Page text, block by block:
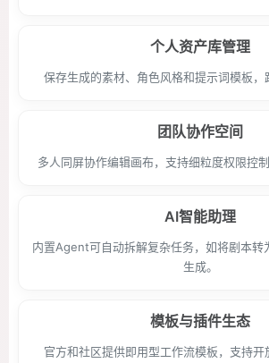
个人资产库管理
保存生成的素材、角色风格和提示词模板，
团队协作空间
多人同屏协作编辑画布，支持细粒度权限控
AI智能助理
内置Agent可自动拆解复杂任务，如将剧本转
生成。
模板与插件生态
官方和社区提供即用型工作流模板，支持开